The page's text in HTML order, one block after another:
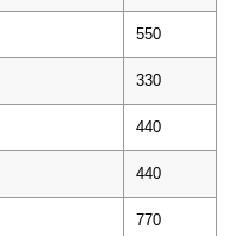
550
330
440
440
770